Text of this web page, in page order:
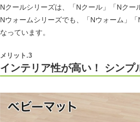
Nクールシリーズは、「Nクール」「Nクー
Nウォームシリーズでも、「Nウォーム」
なっています。
インテリア性が高い！ シンプ
メリット.3